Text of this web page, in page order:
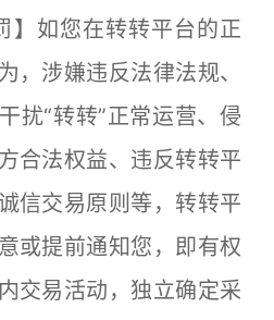
如您在转转平台的正
，涉嫌违反法律法规、
扰“转转”正常运营、侵
合法权益、违反转转平
信交易原则等，转转平
或提前通知您，即有权
交易活动，独立确定采